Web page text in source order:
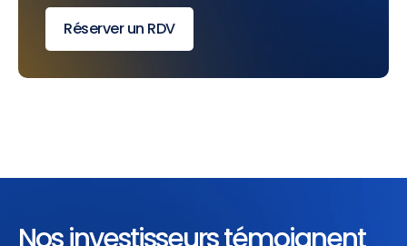
Réserver un RDV